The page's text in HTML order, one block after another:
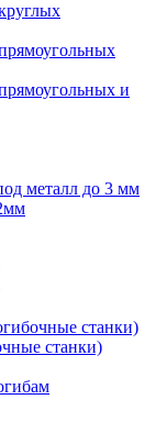
и
металл до 3 мм
станки)
станки)